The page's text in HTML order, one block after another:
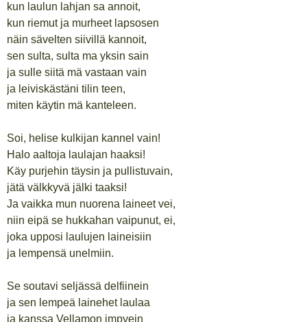
kun laulun lahjan sa annoit,
kun riemut ja murheet lapsosen
näin sävelten siivillä kannoit,
sen sulta, sulta ma yksin sain
ja sulle siitä mä vastaan vain
ja leiviskästäni tilin teen,
miten käytin mä kanteleen.
Soi, helise kulkijan kannel vain!
Halo aaltoja laulajan haaksi!
Käy purjehin täysin ja pullistuvain,
jätä välkkyvä jälki taaksi!
Ja vaikka mun nuorena laineet vei,
niin eipä se hukkahan vaipunut, ei,
joka upposi laulujen laineisiin
ja lempensä unelmiin.
Se soutavi seljässä delfiinein
ja sen lempeä lainehet laulaa
ja kanssa Vellamon impyein